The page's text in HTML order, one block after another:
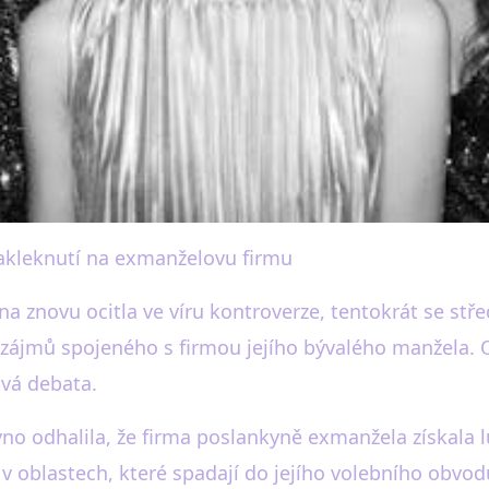
obviněním: Dokažte
na exmanželovu firmu
znovu ocitla ve víru kontroverze, tentokrát se
spojeného s firmou jejího bývalého manžela.
debata.
odhalila, že firma poslankyně exmanžela
oblastech, které spadají do jejího volebního